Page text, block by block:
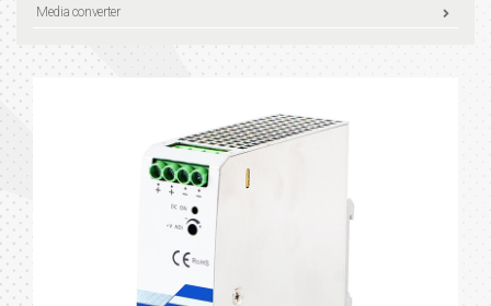
Media converter